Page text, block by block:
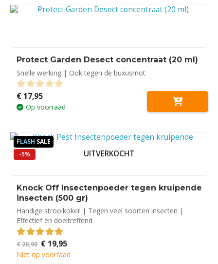
Protect Garden Desect concentraat (20 ml)
Snelle werking | Ook tegen de buxusmot
0 out of 5
€ 17,95
Op voorraad
FLASH SALE
-5%
UITVERKOCHT
Knock Off Insectenpoeder tegen kruipende
insecten (500 gr)
Handige strooikoker | Tegen veel soorten insecten |
Effectief en doeltreffend
5.00out of 5
€20,90 Oorspronkelijke
prijs
was:
€19,95Huidige
prijs
is:
Niet op voorraad